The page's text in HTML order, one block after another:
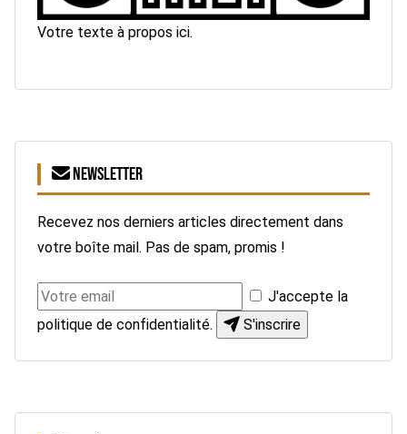
Votre texte à propos ici.
NEWSLETTER
Recevez nos derniers articles directement dans
votre boîte mail. Pas de spam, promis !
J'accepte la
politique de confidentialité. S'inscrire